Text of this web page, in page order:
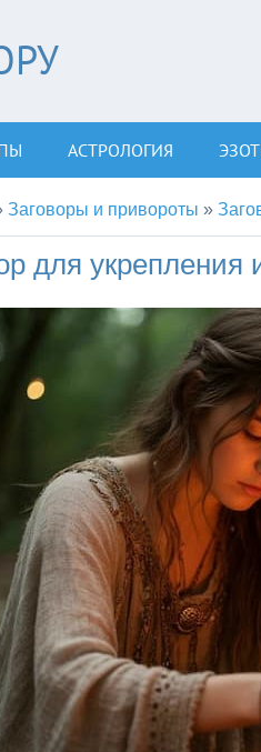
АСТРОЛОГИЯ
Заговоры и привороты »
для укрепления